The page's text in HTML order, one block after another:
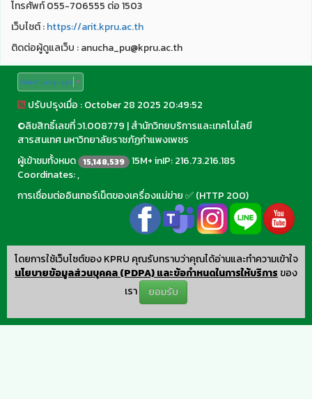
โทรศัพท์ 055-706555 ต่อ 1503
เว็บไชต์ :https://arit.kpru.ac.th
ติดต่อผู้ดูแลเว็บ : anucha_pu@kpru.ac.th
Select Language ▼
ปรับปรุงเมื่อ : October 28 2025 20:49:52
©ลิขสิทธิ์เลขที่ ว1.008779 |สำนักวิทยบริการและเทคโนโลยี
สารสนเทศ มหาวิทยาลัยราชภัฏกำแพงเพชร
ผู้เข้าชมทั้งหมด 15,148,539 15M+ inIP: 216.73.216.185
Coordinates: ,
การเชื่อมต่ออินเทอร์เน็ตของเครื่องแม่ข่าย ✅ (HTTP 200)
โดยการใช้เว็บไซต์ของ KPRU คุณรับทราบว่าคุณได้อ่านและทำความเข้าใจ
นโยบายข้อมูลส่วนบุคคล (PDPA) และข้อกำหนดในการให้บริการ ของ
เรา
ยอมรับ